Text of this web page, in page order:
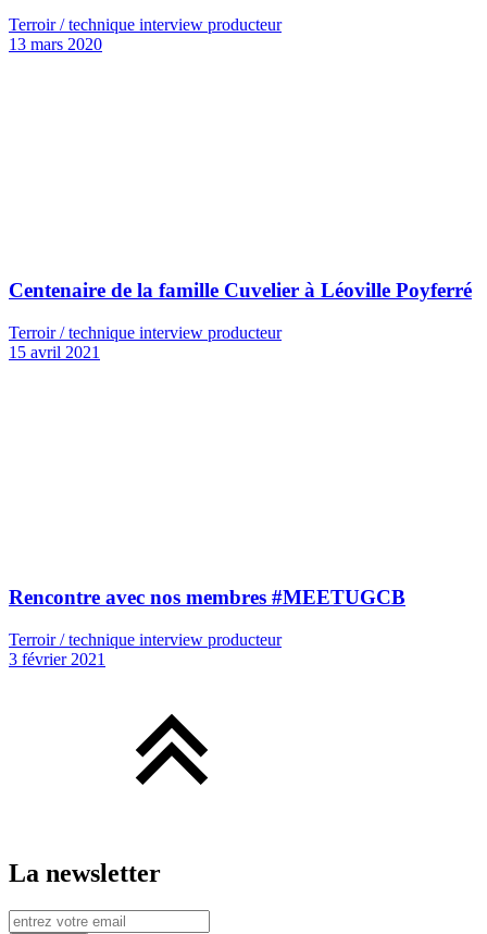
Terroir / technique interview producteur
13 mars 2020
Centenaire de la famille Cuvelier à Léoville Poyferré
Terroir / technique interview producteur
15 avril 2021
Rencontre avec nos membres #MEETUGCB
Terroir / technique interview producteur
3 février 2021
La newsletter